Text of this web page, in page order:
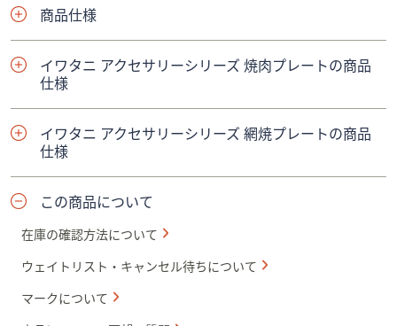
商品仕様
イワタニ アクセサリーシリーズ 焼肉プレートの商品
仕様
イワタニ アクセサリーシリーズ 網焼プレートの商品
仕様
この商品について
在庫の確認方法について
ウェイトリスト・キャンセル待ちについて
マークについて